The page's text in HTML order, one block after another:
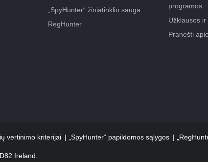
„SpyHunter“ žiniatinklio sauga
RegHunter
programos
Užklausos
Pranešti
vertinimo kriterijai „SpyHunter“ papildomos sąlygos
Ireland.